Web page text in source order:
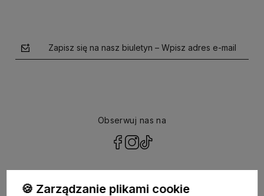
Zapisz się na nasz biuletyn – Wpisz adres e-mail
Obserwuj nas na
🍪 Zarządzanie plikami cookie